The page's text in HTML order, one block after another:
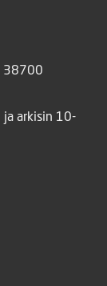
38700
ja arkisin 10-